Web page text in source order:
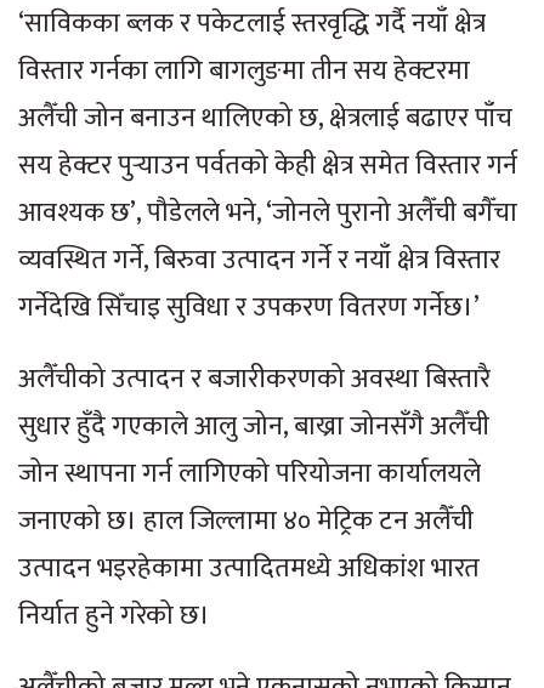
‘साविकका ब्लक र पकेटलाई स्तरवृद्धि गर्दै नयाँ क्षेत्र
विस्तार गर्नका लागि बागलुङमा तीन सय हेक्टरमा
अलैँची जोन बनाउन थालिएको छ, क्षेत्रलाई बढाएर पाँच
सय हेक्टर पुर्‍याउन पर्वतको केही क्षेत्र समेत विस्तार गर्न
आवश्यक छ’, पौडेलले भने, ‘जोनले पुरानो अलैँची बगैँचा
व्यवस्थित गर्ने, बिरुवा उत्पादन गर्ने र नयाँ क्षेत्र विस्तार
गर्नेदेखि सिँचाइ सुविधा र उपकरण वितरण गर्नेछ।’
अलैँचीको उत्पादन र बजारीकरणको अवस्था बिस्तारै
सुधार हुँदै गएकाले आलु जोन, बाख्रा जोनसँगै अलैँची
जोन स्थापना गर्न लागिएको परियोजना कार्यालयले
जनाएको छ। हाल जिल्लामा ४० मेट्रिक टन अलैँची
उत्पादन भइरहेकामा उत्पादितमध्ये अधिकांश भारत
निर्यात हुने गरेको छ।